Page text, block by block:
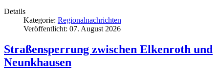
Details
Kategorie: Regionalnachrichten
Veröffentlicht: 07. August 2026
Straßensperrung zwischen Elkenroth und
Neunkhausen